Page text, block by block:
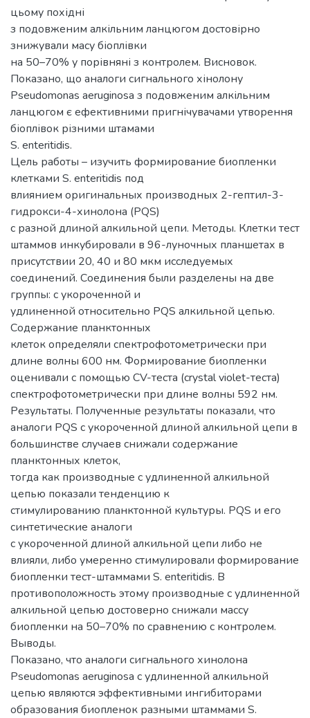
цьому похідні
з подовженим алкільним ланцюгом достовірно
знижували масу біоплівки
на 50–70% у порівняні з контролем. Висновок.
Показано, що аналоги сигнального хінолону
Pseudomonas aeruginosa з подовженим алкільним
ланцюгом є ефективними пригнічувачами утворення
біоплівок різними штамами
S. enteritidis.
Цель работы – изучить формирование биопленки
клетками S. enteritidis под
влиянием оригинальных производных 2-гептил-3-
гидрокси-4-хинолона (PQS)
с разной длиной алкильной цепи. Методы. Клетки тест
штаммов инкубировали в 96-луночных планшетах в
присутствии 20, 40 и 80 мкм исследуемых
соединений. Соединения были разделены на две
группы: с укороченной и
удлиненной относительно PQS алкильной цепью.
Содержание планктонных
клеток определяли спектрофотометрически при
длине волны 600 нм. Формирование биопленки
оценивали с помощью CV-теста (crystal violet-теста)
спектрофотометрически при длине волны 592 нм.
Результаты. Полученные результаты показали, что
аналоги PQS с укороченной длиной алкильной цепи в
большинстве случаев снижали содержание
планктонных клеток,
тогда как производные с удлиненной алкильной
цепью показали тенденцию к
стимулированию планктонной культуры. PQS и его
синтетические аналоги
с укороченной длиной алкильной цепи либо не
влияли, либо умеренно стимулировали формирование
биопленки тест-штаммами S. enteritidis. В
противоположность этому производные с удлиненной
алкильной цепью достоверно снижали массу
биопленки на 50–70% по сравнению с контролем.
Выводы.
Показано, что аналоги сигнального хинолона
Pseudomonas aeruginosa с удлиненной алкильной
цепью являются эффективными ингибиторами
образования биопленок разными штаммами S.